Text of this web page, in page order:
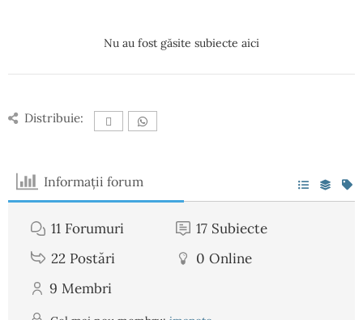
Nu au fost găsite subiecte aici
Distribuie:
Informații forum
11 Forumuri 17 Subiecte
22 Postări 0 Online
9 Membri